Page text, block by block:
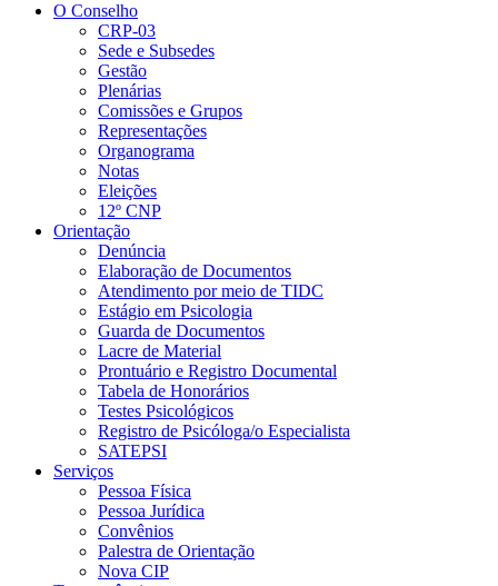
O Conselho
CRP-03
Sede e Subsedes
Gestão
Plenárias
Comissões e Grupos
Representações
Organograma
Notas
Eleições
12º CNP
Orientação
Denúncia
Elaboração de Documentos
Atendimento por meio de TIDC
Estágio em Psicologia
Guarda de Documentos
Lacre de Material
Prontuário e Registro Documental
Tabela de Honorários
Testes Psicológicos
Registro de Psicóloga/o Especialista
SATEPSI
Serviços
Pessoa Física
Pessoa Jurídica
Convênios
Palestra de Orientação
Nova CIP